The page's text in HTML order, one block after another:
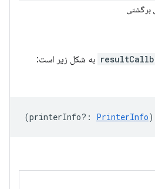
برگشتی
به شکل زیر است:
(printerInfo? : PrinterInfo)